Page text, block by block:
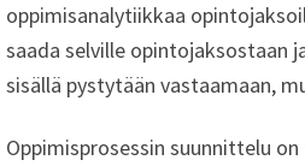
oppimisanalytiikkaa
saada selville opintojaksostaan
sisällä pystytään vastaamaan,
Oppimisprosessin suunnittelu